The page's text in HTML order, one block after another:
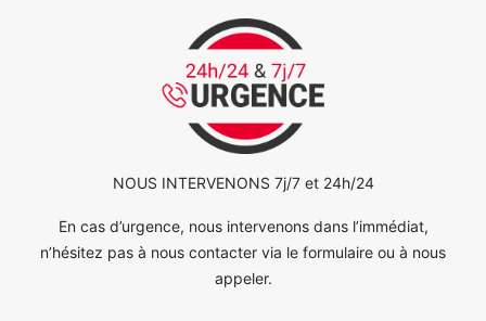
NOUS INTERVENONS 7j/7 et 24h/24
En cas d’urgence, nous intervenons dans l’immédiat,
n’hésitez pas à nous contacter via le formulaire ou à nous
appeler.